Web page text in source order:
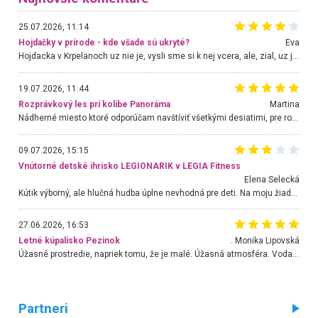
25.07.2026, 11:14
Hojdačky v prírode - kde všade sú ukryté?
Eva
Hojdacka v Krpelanoch uz nie je, vysli sme si k nej vcera, ale, zial, uz je znicena. Ak sem planujete cestu len kvoli hojdacke, mozete si ju usetrit. Krasny vyhlad je tu vsak aj bez hojdacky :-)
19.07.2026, 11:44
Rozprávkový les pri kolibe Panoráma
Martina
Nádherné miesto ktoré odporúčam navštíviť všetkými desiatimi, pre rodiny s deťmi, dôchodcom... Proste a jednoducho ozaj rozprávkový les.. určite ešte prídeme. Odniesli sme si na pamiatku krásne tričká,
09.07.2026, 15:15
Vnútorné detské ihrisko LEGIONARIK v LEGIA Fitness
Elena Selecká
27.06.2026, 16:53
Letné kúpalisko Pezinok
. Monika Lipovská
Úžasné prostredie, napriek tomu, že je malé. Úžasná atmosféra. Voda fantastická a nádherná. Ľudí je pomerne veľa, ale su mili a ohľaduplní. Je veľmi zaujímavé sledovať, ako dokážu spolu športovať cudzí ľudia a bez ohľadu na vek. Vládne tu pohoda. Vnuka neviem dostať z vody. Ďakujem za krásny deň . Urcite sa sem vrátim. Jediný problém je s parkovaním, ale aj ten sa mi podarilo vyriešiť. Monika Bratislava
Partneri